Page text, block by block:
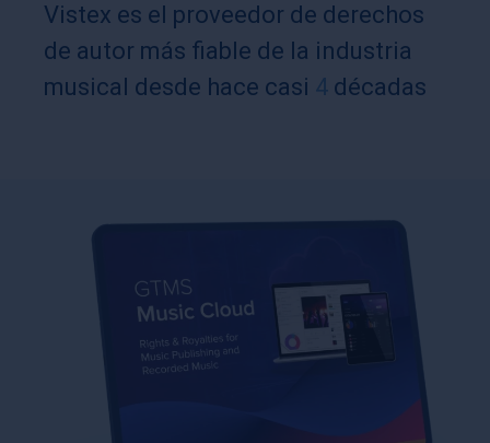
Vistex es el proveedor de derechos
de autor más fiable de la industria
musical desde hace casi 4 décadas